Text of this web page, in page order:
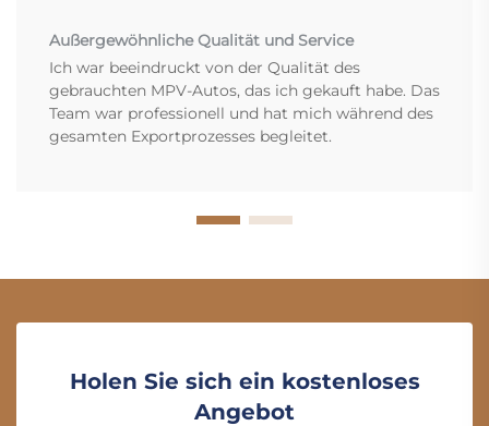
Außergewöhnliche Qualität und Service
Ich war beeindruckt von der Qualität des
gebrauchten MPV-Autos, das ich gekauft habe. Das
Team war professionell und hat mich während des
gesamten Exportprozesses begleitet.
Holen Sie sich ein kostenloses
Angebot